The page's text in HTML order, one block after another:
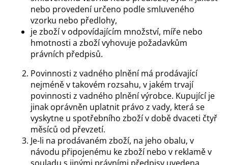
nebo provedení určeno podle smluveného
vzorku nebo předlohy,
je zboží v odpovídajícím množství, míře nebo
hmotnosti a zboží vyhovuje požadavkům
právních předpisů.
Povinnosti z vadného plnění má prodávající
nejméně v takovém rozsahu, v jakém trvají
povinnosti z vadného plnění výrobce. Kupující je
jinak oprávněn uplatnit právo z vady, která se
vyskytne u spotřebního zboží v době dvaceti čtyř
měsíců od převzetí.
Je-li na prodávaném zboží, na jeho obalu, v
návodu připojenému ke zboží nebo v reklamě v
souladu s jinými právními předpisy uvedena